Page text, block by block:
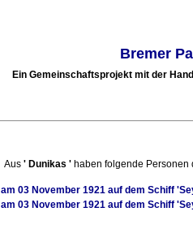
Bremer
Ein Gemeinschaftsprojekt mit der
Aus ' Dunikas 'haben folgende Personen
am 03 November 1921 auf dem Schiff
am 03 November 1921 auf dem Schiff